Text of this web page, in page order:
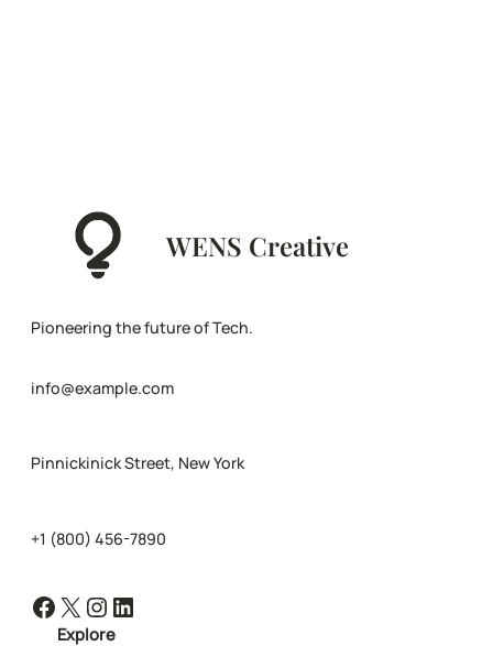
WENS Creative
Pioneering the future of Tech.
info@example.com
Pinnickinick Street, New York
+1 (800) 456-7890
Facebook X Instagram LinkedIn
Explore